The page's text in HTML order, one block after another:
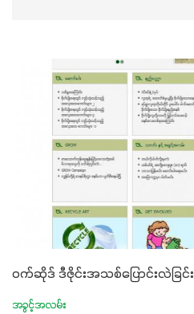
ဝက်ဆိုဒ် ဒီဇိုင်းအသစ်ပြောင်းလဲခြင်း
အခွင့်အလမ်း